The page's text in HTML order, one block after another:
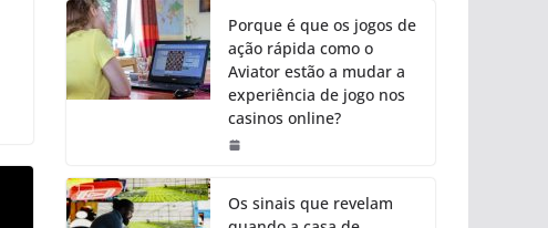
Porque é que os jogos de
ação rápida como o
Aviator estão a mudar a
experiência de jogo nos
casinos online?
Os sinais que revelam